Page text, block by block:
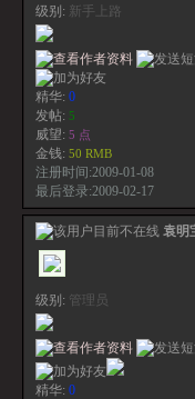
级别: 新手上路
精华: 0
发帖: 5
威望: 5 点
金钱: 50 RMB
注册时间:2009-01-08
最后登录:2009-02-17
袁明
级别: 管理员
精华: 0